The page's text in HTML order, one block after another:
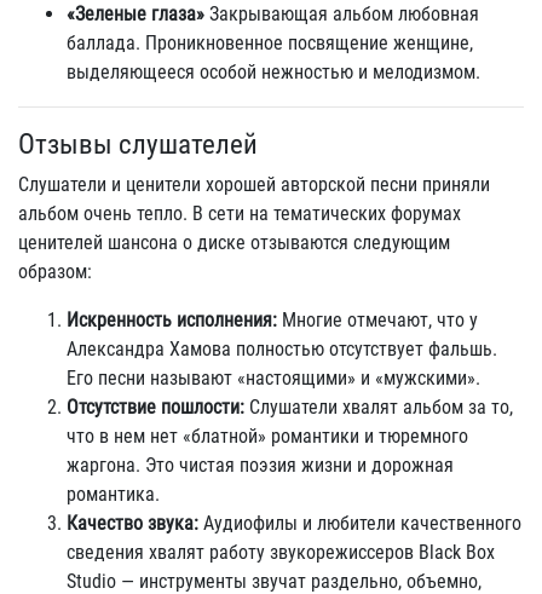
«Зеленые глаза» Закрывающая альбом любовная
баллада. Проникновенное посвящение женщине,
выделяющееся особой нежностью и мелодизмом.
Отзывы слушателей
Слушатели и ценители хорошей авторской песни приняли
альбом очень тепло. В сети на тематических форумах
ценителей шансона о диске отзываются следующим
образом:
Искренность исполнения: Многие отмечают, что у
Александра Хамова полностью отсутствует фальшь.
Его песни называют «настоящими» и «мужскими».
Отсутствие пошлости: Слушатели хвалят альбом за то,
что в нем нет «блатной» романтики и тюремного
жаргона. Это чистая поэзия жизни и дорожная
романтика.
Качество звука: Аудиофилы и любители качественного
сведения хвалят работу звукорежиссеров Black Box
Studio — инструменты звучат раздельно, объемно,